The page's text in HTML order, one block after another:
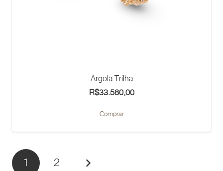
Argola Trilha
R$33.580,00
Comprar
1 2